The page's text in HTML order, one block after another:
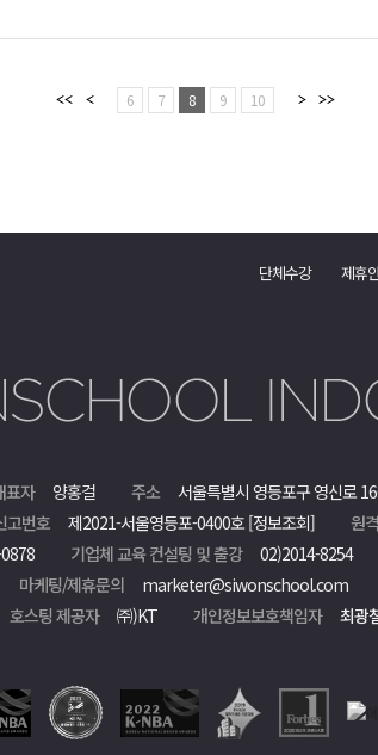
6 7 8 9 10
단체수강 제휴
표자 양홍걸 주소
서울특별시 영등포구 영신로
고번호 제2021-서울영등포-0400호 [정보조회] 원
기업체 교육 컨설팅 및 출강 02)2014-8254
마케팅/제휴문의 marketer@siwonschool.com
호스팅 제공자
㈜)KT 개인정보보호책임자 최광